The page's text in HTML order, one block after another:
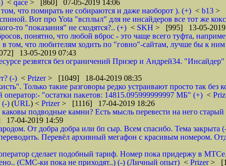
< qace > [860] 07-05-2019 14:06
что помирать не собираются и даже наоборот ). (+) < b13 >
Вот про Yota "всплыл" для не инсайдеров все тот же
то "показания" не сходятся?.. (+) < SKH > [995] 13-05-2019
понятно, что любой вброс - это чаще всего туфта,
том, что любителям ходить по "говно"-сайтам, лучше бы к ним
13-05-2019 07:43
резвятся без ограничений Призер и Андрей34.
(-) < Prizer> [1049] 18-04-2019 08:35
Только такие разговоры редко устраивают просто так без
"остатки пакетов: 14815.095999999997 МБ" (+) <
(-) (URL) < Prizer> [1116] 17-04-2019 18:26
подводные камни? Есть мысль перевести на него
04-2019 14:59
От добра добра или бп сыр. Всем спасибо. Тема закрыта
Перевёл архивный мегафон с красивым номером.
сделает подобный тариф. Номер пока придержу в
(СМС-ки пока не приходят..) (-) (Личный опыт) < Prizer>